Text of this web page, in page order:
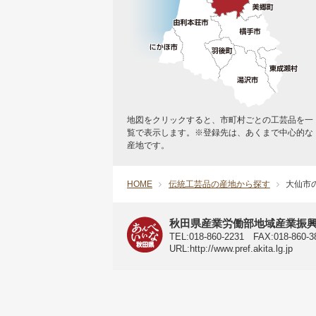
地図をクリックすると、市町村ごとの工芸品を一
覧で表示します。※登録先は、あくまで中心的な
産地です。
HOME 伝統工芸品の産地から探す 大仙市
秋田県 公式サイト
秋田県産業労働部地域産業振
TEL:018-860-2231 FAX:018-860-
URL:http://www.pref.akita.lg.jp